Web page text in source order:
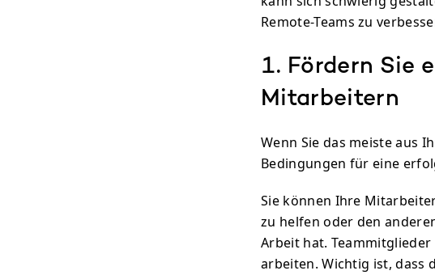
Remote-Teams zu
1. Fördern Sie
Mitarbeitern
Wenn Sie das meiste aus
Bedingungen für eine
Sie können Ihre
zu helfen oder den
Arbeit hat.
arbeiten. Wichtig ist, dass